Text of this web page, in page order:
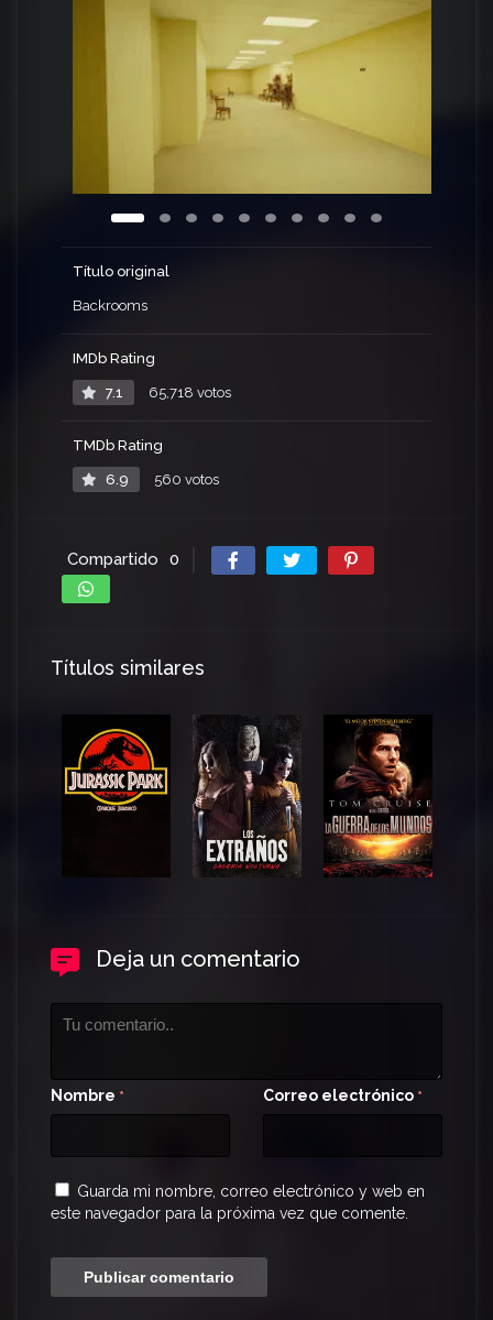
Título original
Backrooms
IMDb Rating
7.1 65,718 votos
TMDb Rating
6.9 560 votos
Compartido 0
Títulos similares
Deja un comentario
Nombre * Correo electrónico *
Guarda mi nombre, correo electrónico y web en
este navegador para la próxima vez que comente.